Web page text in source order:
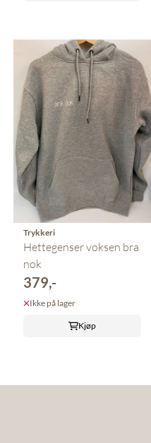
Trykkeri
Hettegenser voksen bra
nok
379,-
Ikke på lager
Kjøp